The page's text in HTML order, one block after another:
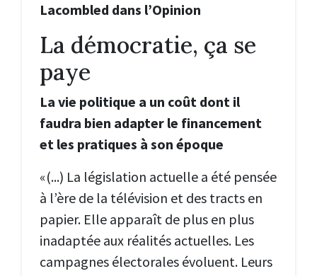
Lacombled dans l’Opinion
La démocratie, ça se
paye
La vie politique a un coût dont il
faudra bien adapter le financement
et les pratiques à son époque
«(...) La législation actuelle a été pensée
à l’ère de la télévision et des tracts en
papier. Elle apparaît de plus en plus
inadaptée aux réalités actuelles. Les
campagnes électorales évoluent. Leurs